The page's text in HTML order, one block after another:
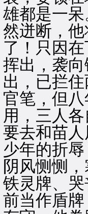
雄都是一
然迸断，
了！只因
挥出，袭
出，已拦
官笔，但
用，三人
要去和苗
少年的折
阴风恻恻
铁灵牌、
前当作盾